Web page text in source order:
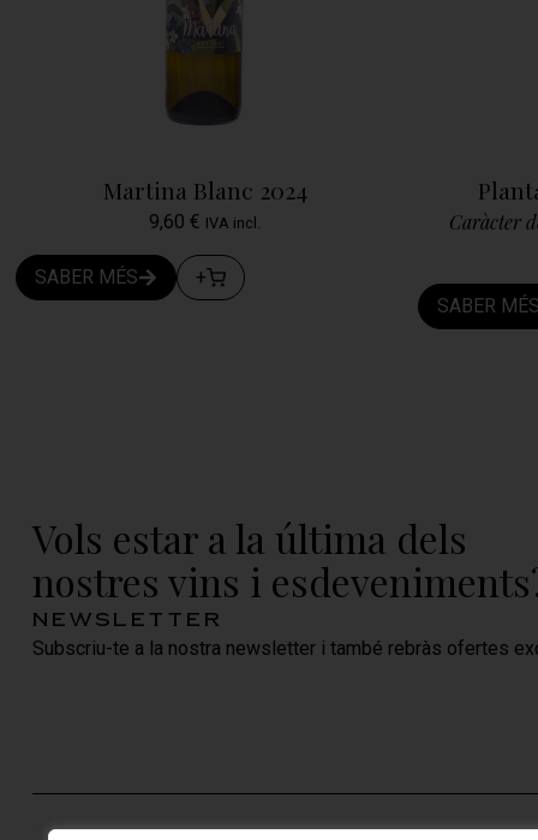
Martina Blanc 2024
9,60€ IVA incl.
SABER MÉS +
Caràcter
SABER
Vols estar a la última dels
nostres vins i
newsletter
Subscriu-te a la nostra newsletter i també rebràs ofertes